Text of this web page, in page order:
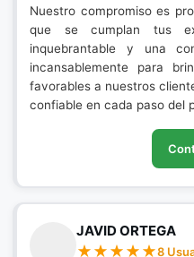
Nuestro compromiso es
que se cumplan tus
inquebrantable y una
incansablemente para
favorables a nuestros
confiable en cada paso del
JAVID ORTEGA
8